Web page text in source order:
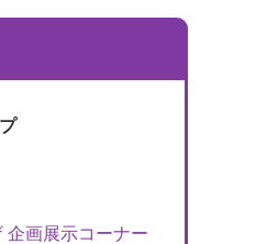
企画展示コーナー